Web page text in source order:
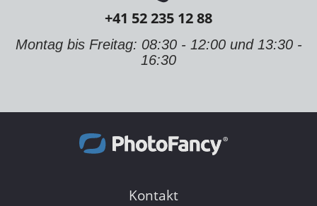
+41 52 235 12 88
Montag bis Freitag: 08:30 - 12:00 und 13:30 -
16:30
Kontakt